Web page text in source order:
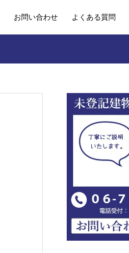
お問い合わせ よくある質問